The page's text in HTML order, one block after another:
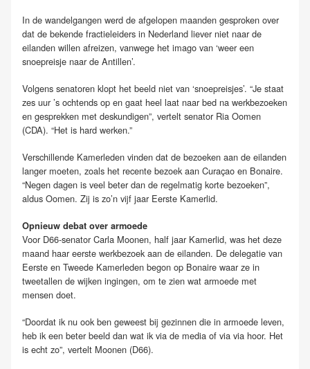
In de wandelgangen werd de afgelopen maanden gesproken over
dat de bekende fractieleiders in Nederland liever niet naar de
eilanden willen afreizen, vanwege het imago van ‘weer een
snoepreisje naar de Antillen’.
Volgens senatoren klopt het beeld niet van ‘snoepreisjes’. “Je staat
zes uur ’s ochtends op en gaat heel laat naar bed na werkbezoeken
en gesprekken met deskundigen”, vertelt senator Ria Oomen
(CDA). “Het is hard werken.”
Verschillende Kamerleden vinden dat de bezoeken aan de eilanden
langer moeten, zoals het recente bezoek aan Curaçao en Bonaire.
“Negen dagen is veel beter dan de regelmatig korte bezoeken”,
aldus Oomen. Zij is zo’n vijf jaar Eerste Kamerlid.
Opnieuw debat over armoede
Voor D66-senator Carla Moonen, half jaar Kamerlid, was het deze
maand haar eerste werkbezoek aan de eilanden. De delegatie van
Eerste en Tweede Kamerleden begon op Bonaire waar ze in
tweetallen de wijken ingingen, om te zien wat armoede met
mensen doet.
“Doordat ik nu ook ben geweest bij gezinnen die in armoede leven,
heb ik een beter beeld dan wat ik via de media of via via hoor. Het
is echt zo”, vertelt Moonen (D66).